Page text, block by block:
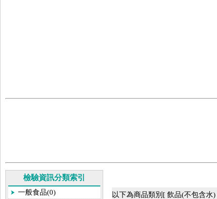
檢驗資訊分類索引
一般食品(0)
以下為商品類別[ 飲品(不包含水